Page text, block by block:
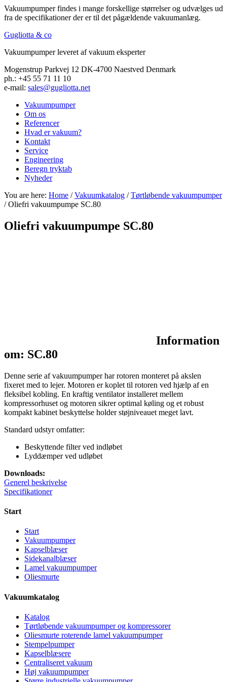
Vakuumpumper findes i mange forskellige størrelser og udvælges ud
fra de specifikationer der er til det pågældende vakuumanlæg.
Gugliotta & co
Vakuumpumper leveret af vakuum eksperter
Mogenstrup Parkvej 12 DK-4700 Naestved Denmark
ph.: +45 55 71 11 10
e-mail: sales@gugliotta.net
Vakuumpumper
Om os
Referencer
Hvad er vakuum?
Kontakt
Service
Engineering
Beregn tryktab
Nyheder
You are here: Home /Vakuumkatalog /Tørtløbende vakuumpumper
/ Oliefri vakuumpumpe SC.80
Oliefri vakuumpumpe SC.80
Information
om: SC.80
Denne serie af vakuumpumper har rotoren monteret på akslen
fixeret med to lejer. Motoren er koplet til rotoren ved hjælp af en
fleksibel kobling. En kraftig ventilator installeret mellem
kompressorhuset og motoren sikrer optimal køling og et robust
kompakt kabinet beskyttelse holder støjniveauet meget lavt.
Standard udstyr omfatter:
Beskyttende filter ved indløbet
Lyddæmper ved udløbet
Downloads:
Generel beskrivelse
Specifikationer
Start
Start
Vakuumpumper
Kapselblæser
Sidekanalblæser
Lamel vakuumpumper
Oliesmurte
Vakuumkatalog
Katalog
Tørtløbende vakuumpumper og kompressorer
Oliesmurte roterende lamel vakuumpumper
Stempelpumper
Kapselblæsere
Centraliseret vakuum
Høj vakuumpumper